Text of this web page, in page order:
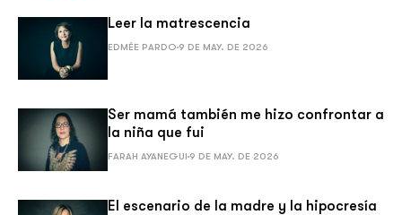
Leer la matrescencia
EDMÉE PARDO 9 DE MAY. DE 2026
Ser mamá también me hizo confrontar a
la niña que fui
FARAH AYANEGUI 9 DE MAY. DE 2026
El escenario de la madre y la hipocresía